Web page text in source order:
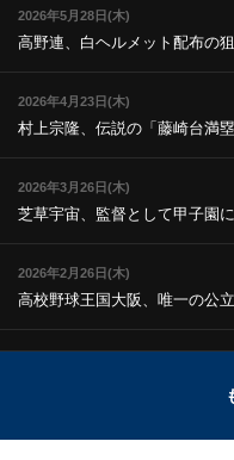
2026年5月28日(木)
高野連、白ヘルメット配布の
2026年4月23日(木)
村上宗隆、伝説の「藤崎台満塁
2026年3月26日(木)
芝草宇宙、監督として甲子園
2026年2月26日(木)
高校野球王国大阪、唯一の公
広島商、伝統の「真剣の刃渡り
2025年12月25日(木)